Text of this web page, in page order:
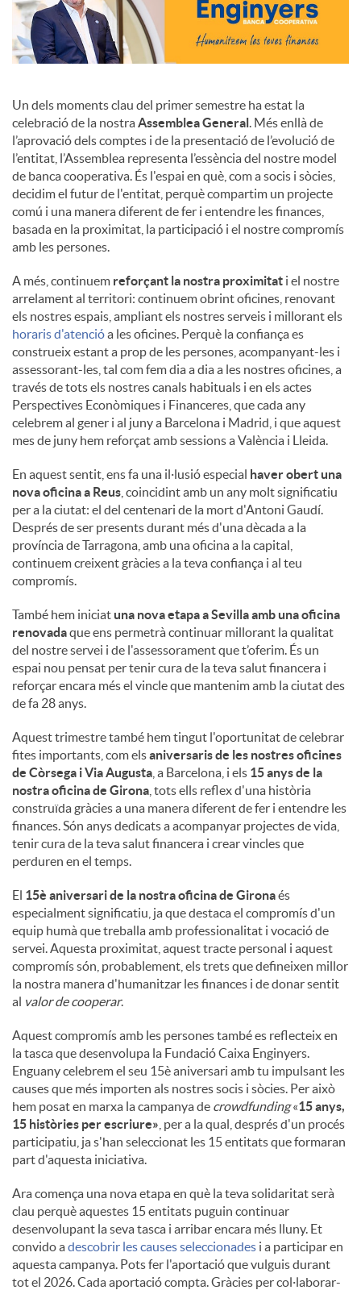
Un dels moments clau del primer semestre ha estat la
celebració de la nostra Assemblea General . Més enllà de
l’aprovació dels comptes i de la presentació de l’evolució de
l’entitat, l’Assemblea representa l’essència del nostre model
de banca cooperativa. És l'espai en què, com a socis i sòcies,
decidim el futur de l'entitat, perquè compartim un projecte
comú i una manera diferent de fer i entendre les finances,
basada en la proximitat, la participació i el nostre compromís
amb les persones.
A més, continuem reforçant la nostra proximitat i el nostre
arrelament al territori: continuem obrint oficines, renovant
els nostres espais, ampliant els nostres serveis i millorant els
horaris d'atencióa les oficines. Perquè la confiança es
construeix estant a prop de les persones, acompanyant-les i
assessorant-les, tal com fem dia a dia a les nostres oficines, a
través de tots els nostres canals habituals i en els actes
Perspectives Econòmiques i Financeres, que cada any
celebrem al gener i al juny a Barcelona i Madrid, i que aquest
mes de juny hem reforçat amb sessions a València i Lleida.
En aquest sentit, ens fa una il·lusió especial haver obert una
nova oficina a Reus , coincidint amb un any molt significatiu
per a la ciutat: el del centenari de la mort d'Antoni Gaudí.
Després de ser presents durant més d'una dècada a la
província de Tarragona, amb una oficina a la capital,
continuem creixent gràcies a la teva confiança i al teu
compromís.
També hem iniciat una nova etapa a Sevilla amb una oficina
renovadaque ens permetrà continuar millorant la qualitat
del nostre servei i de l'assessorament que t’oferim. És un
espai nou pensat per tenir cura de la teva salut financera i
reforçar encara més el vincle que mantenim amb la ciutat des
de fa 28 anys.
Aquest trimestre també hem tingut l'oportunitat de celebrar
fites importants, com elsaniversaris de les nostres oficines
de Còrsega i Via Augusta , a Barcelona, ​​i els 15 anys de la
nostra oficina de Girona , tots ells reflex d'una història
construïda gràcies a una manera diferent de fer i entendre les
finances. Són anys dedicats a acompanyar projectes de vida,
tenir cura de la teva salut financera i crear vincles que
perduren en el temps.
El 15è aniversari de la nostra oficina de Gironaés
especialment significatiu, ja que destaca el compromís d'un
equip humà que treballa amb professionalitat i vocació de
servei. Aquesta proximitat, aquest tracte personal i aquest
compromís són, probablement, els trets que defineixen millor
la nostra manera d'humanitzar les finances i de donar sentit
al valor de cooperar.
Aquest compromís amb les persones també es reflecteix en
la tasca que desenvolupa la Fundació Caixa Enginyers.
Enguany celebrem el seu 15è aniversari amb tu impulsant les
causes que més importen als nostres socis i sòcies. Per això
hem posat en marxa la campanya de crowdfunding«15 anys,
15 històries per escriure» , per a la qual, després d'un procés
participatiu, ja s'han seleccionat les 15 entitats que formaran
part d'aquesta iniciativa.
Ara comença una nova etapa en què la teva solidaritat serà
clau perquè aquestes 15 entitats puguin continuar
desenvolupant la seva tasca i arribar encara més lluny. Et
convido adescobrir les causes seleccionades i a participar en
aquesta campanya. Pots fer l'aportació que vulguis durant
tot el 2026. Cada aportació compta. Gràcies per col·laborar-